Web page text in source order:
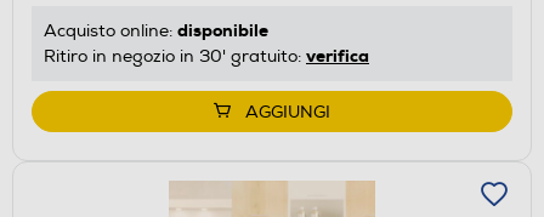
Acquisto online: disponibile
Ritiro in negozio in 30' gratuito: verifica
AGGIUNGI